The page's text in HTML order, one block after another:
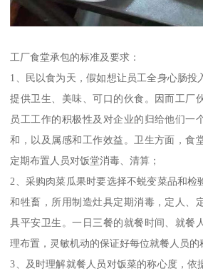
工厂食堂承包的标准及要求：
1、民以食为天，假如想让员工全身心肠投
提供卫生、美味、可口的伙食。因而工厂
员工工作的积极性及对企业的归给他们一
和，以及属感和工作效益。卫生方面，食
定期布置人员对饭堂消毒、清算；
2、采购肉菜瓜果时要选择不蜕变菜品和检
和牲畜，所用制造灶具定期消毒，定人、
具平安卫生。一日三餐的就餐时间、就餐
理布置，灵敏机动的保证好每位就餐人员的
3、及时理解就餐人员对饭菜的称心度，依